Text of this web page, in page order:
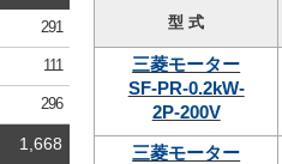
291
111
296
1,668
型 式
三菱モーター
SF-PR-0.2kW-
2P-200V
三菱モーター